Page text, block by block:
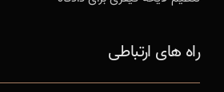
راه های ارتباطی